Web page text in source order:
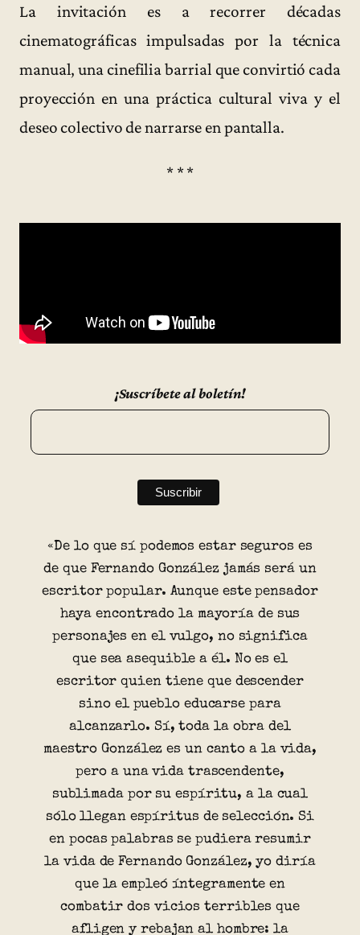
La invitación es a recorrer décadas
cinematográficas impulsadas por la técnica
manual, una cinefilia barrial que convirtió cada
proyección en una práctica cultural viva y el
deseo colectivo de narrarse en pantalla.
* * *
¡Suscríbete al boletín!
«De lo que sí podemos estar seguros es
de que Fernando González jamás será un
escritor popular. Aunque este pensador
haya encontrado la mayoría de sus
personajes en el vulgo, no significa
que sea asequible a él. No es el
escritor quien tiene que descender
sino el pueblo educarse para
alcanzarlo. Sí, toda la obra del
maestro González es un canto a la vida,
pero a una vida trascendente,
sublimada por su espíritu, a la cual
sólo llegan espíritus de selección. Si
en pocas palabras se pudiera resumir
la vida de Fernando González, yo diría
que la empleó íntegramente en
combatir dos vicios terribles que
afligen y rebajan al hombre: la